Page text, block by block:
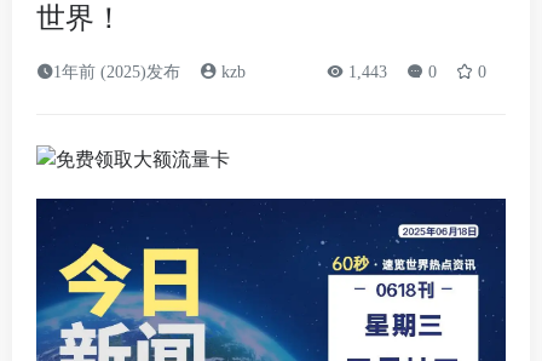
世界！
1年前 (2025)发布 kzb 1,443 0 0